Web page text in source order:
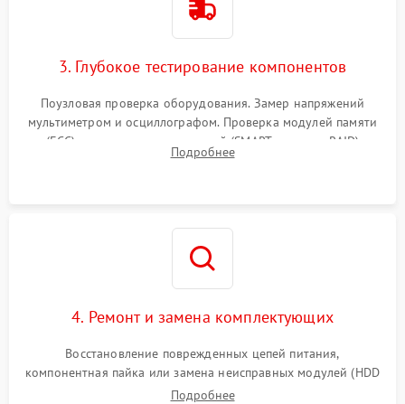
3. Глубокое тестирование компонентов
Поузловая проверка оборудования. Замер напряжений
мультиметром и осциллографом. Проверка модулей памяти
(ECC) и состояния накопителей (SMART, массивы RAID)
специализированными диагностическими утилитами.
Подробнее
4. Ремонт и замена комплектующих
Восстановление поврежденных цепей питания,
компонентная пайка или замена неисправных модулей (HDD
Подробнее